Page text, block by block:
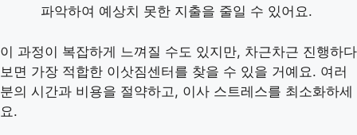
파악하여 예상치 못한 지출을 줄일 수 있어요.
이 과정이 복잡하게 느껴질 수도 있지만, 차근차근 진행하다
보면 가장 적합한 이삿짐센터를 찾을 수 있을 거예요. 여러
분의 시간과 비용을 절약하고, 이사 스트레스를 최소화하세
요.